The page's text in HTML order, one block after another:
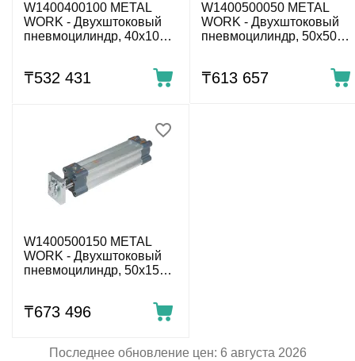
W1400400100 METAL
WORK - Двухштоковый
пневмоцилиндр, 40x100
₸532 431
W1400500050 METAL
WORK - Двухштоковый
пневмоцилиндр, 50x50
₸613 657
W1400500150 METAL
WORK - Двухштоковый
пневмоцилиндр, 50x150
₸673 496
Последнее обновление цен: 6 августа 2026